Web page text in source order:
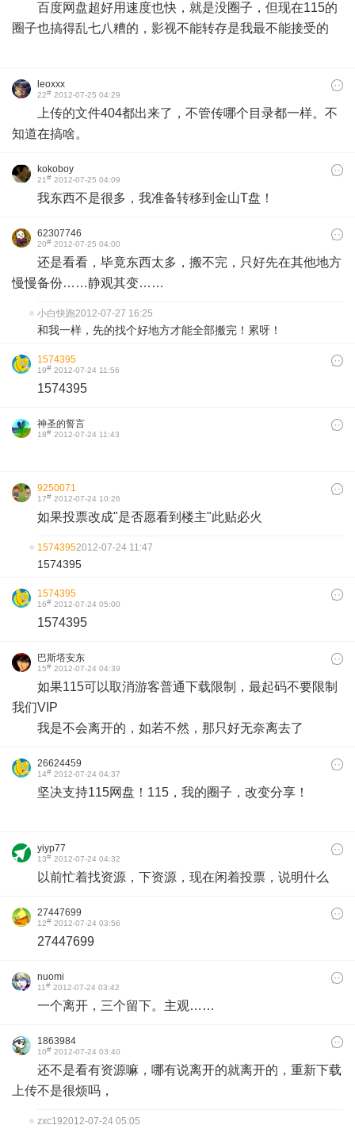
百度网盘超好用速度也快，就是没圈子，但现在115的
圈子也搞得乱七八糟的，影视不能转存是我最不能接受的
leoxxx
22# 2012-07-25 04:29
上传的文件404都出来了，不管传哪个目录都一样。不
知道在搞啥。
kokoboy
21# 2012-07-25 04:09
我东西不是很多，我准备转移到金山T盘！
62307746
20# 2012-07-25 04:00
还是看看，毕竟东西太多，搬不完，只好先在其他地方
慢慢备份……静观其变……
小白快跑2012-07-27 16:25
和我一样，先的找个好地方才能全部搬完！累呀！
1574395
19# 2012-07-24 11:56
1574395
神圣的誓言
18# 2012-07-24 11:43
9250071
17# 2012-07-24 10:26
如果投票改成"是否愿看到楼主"此贴必火
15743952012-07-24 11:47
1574395
1574395
16# 2012-07-24 05:00
1574395
巴斯塔安东
15# 2012-07-24 04:39
如果115可以取消游客普通下载限制，最起码不要限制
我们VIP
我是不会离开的，如若不然，那只好无奈离去了
26624459
14# 2012-07-24 04:37
坚决支持115网盘！115，我的圈子，改变分享！
yiyp77
13# 2012-07-24 04:32
以前忙着找资源，下资源，现在闲着投票，说明什么
27447699
12# 2012-07-24 03:56
27447699
nuomi
11# 2012-07-24 03:42
一个离开，三个留下。主观……
1863984
10# 2012-07-24 03:40
还不是看有资源嘛，哪有说离开的就离开的，重新下载
上传不是很烦吗，
zxc192012-07-24 05:05